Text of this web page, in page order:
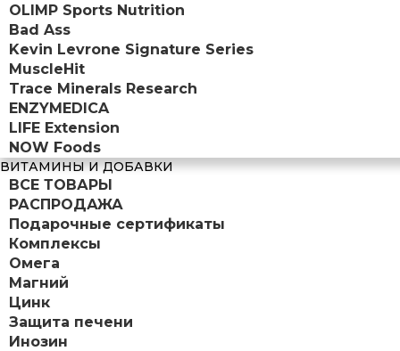
OLIMP Sports Nutrition
Bad Ass
Kevin Levrone Signature Series
MuscleHit
Trace Minerals Research
ENZYMEDICA
LIFE Extension
NOW Foods
ВИТАМИНЫ И ДОБАВКИ
ВСЕ ТОВАРЫ
РАСПРОДАЖА
Подарочные сертификаты
Комплексы
Омега
Магний
Цинк
Защита печени
Инозин